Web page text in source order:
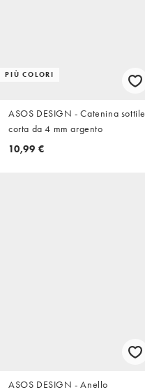
PIÙ COLORI
ASOS DESIGN - Catenina sottile
corta da 4 mm argento
10,99 €
ASOS DESIGN - Anello